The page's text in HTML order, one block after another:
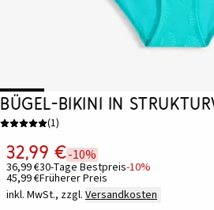
Bügel-Bikini in
(1)
32,99 €-10%
36,99 €30-Tage Bestpreis-10%
45,99 €Früherer Preis
inkl. MwSt., zzgl. Versandkosten